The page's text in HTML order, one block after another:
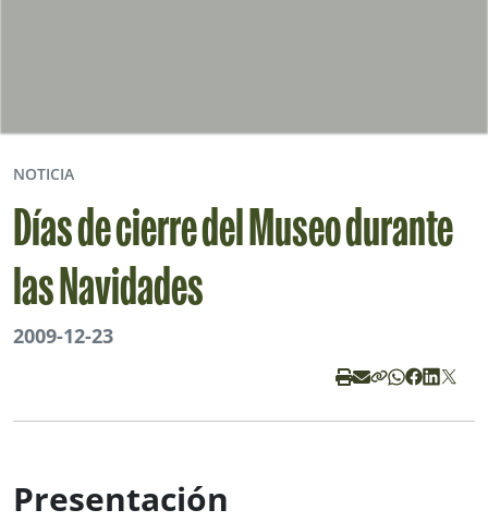
NOTICIA
Días de cierre del Museo durante
las Navidades
2009-12-23
Presentación